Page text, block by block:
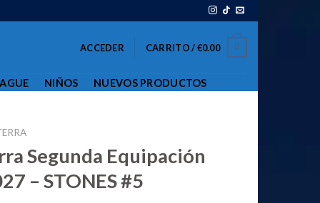
ACCEDER CARRITO /€0.00 0
NIÑOS NUEVOS PRODUCTOS
Segunda Equipación
– STONES #5